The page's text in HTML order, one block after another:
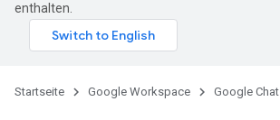
enthalten.
Startseite Google Workspace Google Chat